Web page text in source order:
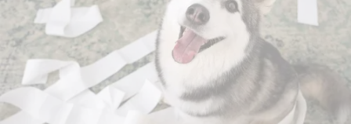
stationärer Betreuung.